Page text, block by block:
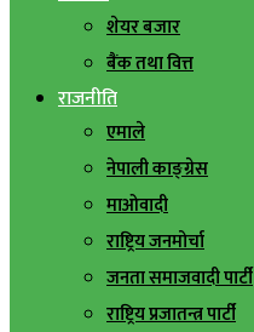
शेयर बजार
बैंक तथा वित्त
राजनीति
एमाले
नेपाली काङ्ग्रेस
माओवादी
राष्ट्रिय जनमोर्चा
जनता समाजवादी पार्टी
राष्ट्रिय प्रजातन्त्र पार्टी